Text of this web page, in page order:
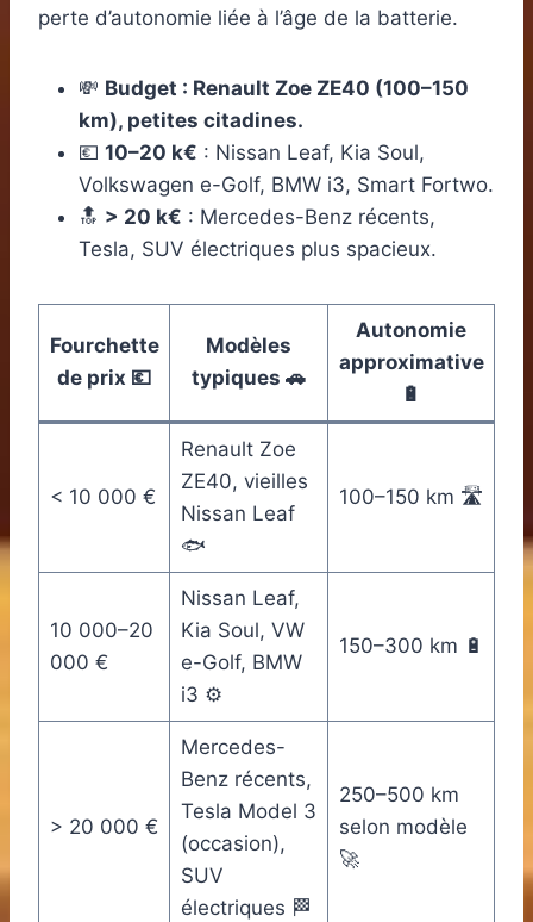
perte d’autonomie liée à l’âge de la batterie.
💸 Budget : Renault Zoe ZE40 (100–150
km), petites citadines.
💶 10–20 k€ : Nissan Leaf, Kia Soul,
Volkswagen e-Golf, BMW i3, Smart Fortwo.
🔝 > 20 k€ : Mercedes-Benz récents,
Tesla, SUV électriques plus spacieux.
Fourchette
de prix 💶
Modèles
typiques 🚗
Autonomie
approximative
🔋
< 10 000 €
Renault Zoe
ZE40, vieilles
Nissan Leaf
🐟
100–150 km 🛣️
10 000–20
000 €
Nissan Leaf,
Kia Soul, VW
e-Golf, BMW
i3 ⚙️
150–300 km 🔋
> 20 000 €
Mercedes-
Benz récents,
Tesla Model 3
(occasion),
SUV
électriques 🏁
250–500 km
selon modèle
🚀